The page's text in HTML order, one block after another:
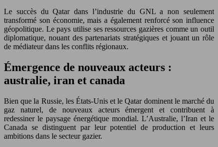
Le succès du Qatar dans l’industrie du GNL a non seulement
transformé son économie, mais a également renforcé son influence
géopolitique. Le pays utilise ses ressources gazières comme un outil
diplomatique, nouant des partenariats stratégiques et jouant un rôle
de médiateur dans les conflits régionaux.
Émergence de nouveaux acteurs :
australie, iran et canada
Bien que la Russie, les États-Unis et le Qatar dominent le marché du
gaz naturel, de nouveaux acteurs émergent et contribuent à
redessiner le paysage énergétique mondial. L’Australie, l’Iran et le
Canada se distinguent par leur potentiel de production et leurs
ambitions dans le secteur gazier.